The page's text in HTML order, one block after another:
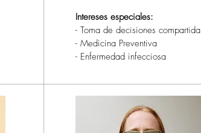
Intereses especiales:
- Toma de decisiones compartida
- Medicina Preventiva
- Enfermedad infecciosa